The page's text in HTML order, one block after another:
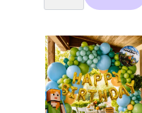
салфетки
(Peppa
Pig)
-
20
броя
вариант
3